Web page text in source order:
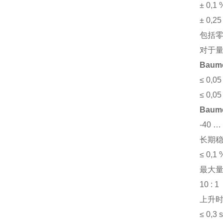
± 0,1
±
包括
对于
≤
≤
-40 …
长期
≤ 0,1
最大
10 : 1
上升
≤ 0,3 s